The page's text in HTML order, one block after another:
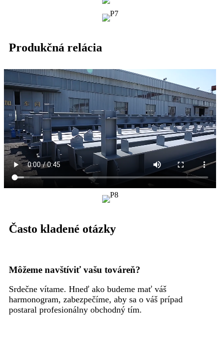
Produkčná relácia
Často kladené otázky
Môžeme navštíviť vašu továreň?
Srdečne vítame. Hneď ako budeme mať váš
harmonogram, zabezpečíme, aby sa o váš prípad
postaral profesionálny obchodný tím.